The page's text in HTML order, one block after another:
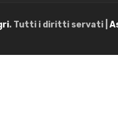
. Tutti i diritti servati |